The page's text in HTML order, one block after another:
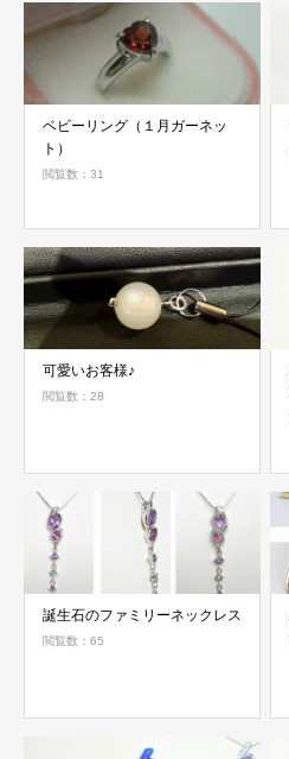
ベビーリング（１月ガーネッ
ト）
閲覧数：31
可愛いお客様♪
閲覧数：28
誕生石のファミリーネックレス
閲覧数：65